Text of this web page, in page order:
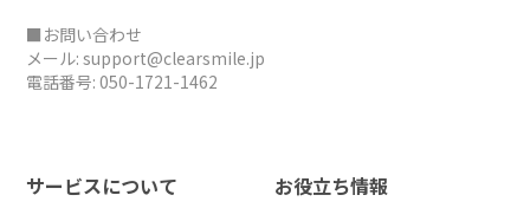
■お問い合わせ
メール: support@clearsmile.jp
電話番号: 050-1721-1462
サービスについて お役立ち情報